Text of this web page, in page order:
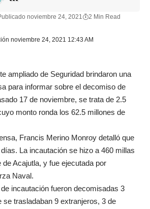
noviembre 24, 2021 12:43 AM
noviembre 24, 2021 2 Min Read
ampliado de Seguridad brindaron una
para informar sobre el decomiso de
17 de noviembre, se trata de 2.5
monto ronda los 62.5 millones de
Francis Merino Monroy detalló que
La incautación se hizo a 460 millas
Acajutla, y fue ejecutada por
Naval.
incautación fueron decomisadas 3
se trasladaban 9 extranjeros, 3 de